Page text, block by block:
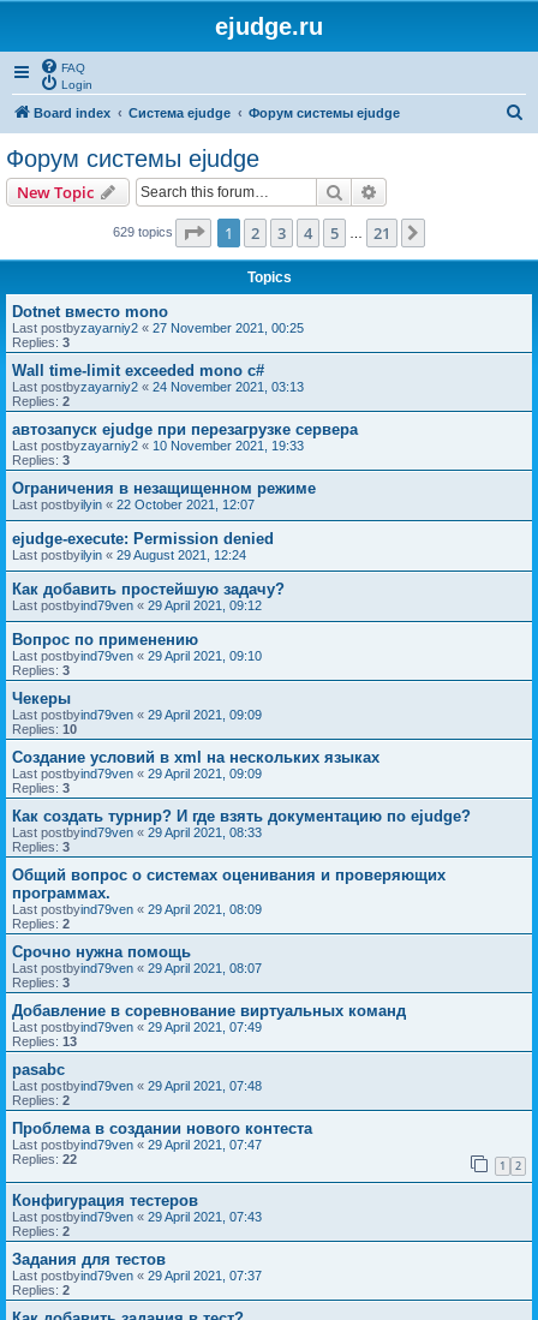
ejudge.ru
FAQ
Login
Board index Система ejudge Форум системы ejudge
Форум системы ejudge
New Topic Search
629 topics Page 1of 21
1 2 3 4 5 21
Topics
Dotnet вместо mono
Last postbyzayarniy2 « 27 November 2021, 00:25
Replies: 3
Wall time-limit exceeded mono c#
Last postbyzayarniy2 « 24 November 2021, 03:13
Replies: 2
автозапуск ejudge при перезагрузке сервера
Last postbyzayarniy2 « 10 November 2021, 19:33
Replies: 3
Ограничения в незащищенном режиме
Last postbyilyin « 22 October 2021, 12:07
ejudge-execute: Permission denied
Last postbyilyin « 29 August 2021, 12:24
Как добавить простейшую задачу?
Last postbyind79ven « 29 April 2021, 09:12
Вопрос по применению
Last postbyind79ven « 29 April 2021, 09:10
Replies: 3
Чекеры
Last postbyind79ven « 29 April 2021, 09:09
Replies: 10
Создание условий в xml на нескольких языках
Last postbyind79ven « 29 April 2021, 09:09
Replies: 3
Как создать турнир? И где взять документацию по ejudge?
Last postbyind79ven « 29 April 2021, 08:33
Replies: 3
Общий вопрос о системах оценивания и проверяющих
программах.
Last postbyind79ven « 29 April 2021, 08:09
Replies: 2
Срочно нужна помощь
Last postbyind79ven « 29 April 2021, 08:07
Replies: 3
Добавление в соревнование виртуальных команд
Last postbyind79ven « 29 April 2021, 07:49
Replies: 13
pasabc
Last postbyind79ven « 29 April 2021, 07:48
Replies: 2
Проблема в создании нового контеста
Last postbyind79ven « 29 April 2021, 07:47
Replies: 22 1 2
Конфигурация тестеров
Last postbyind79ven « 29 April 2021, 07:43
Replies: 2
Задания для тестов
Last postbyind79ven « 29 April 2021, 07:37
Replies: 2